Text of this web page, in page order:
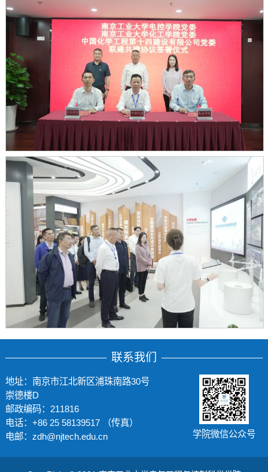
联系我们
地址：南京市江北新区浦珠南路30号
崇德楼D
邮政编码：211816
电话：+86 25 58139517 （传真）
电邮：zdh@njtech.edu.cn
学院微信公众号